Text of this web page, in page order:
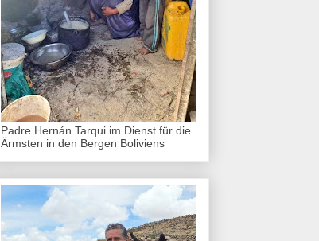
Padre Hernán Tarqui im Dienst für die
Ärmsten in den Bergen Boliviens